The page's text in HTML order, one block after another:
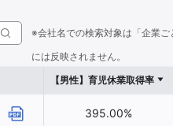
※会社名での検索対象は「企業
には反映されません。
【男性】育児休業取得率
395.00%